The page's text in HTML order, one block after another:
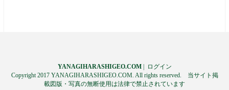
YANAGIHARASHIGEO.COM|
ログイン
Copyright 2017 YANAGIHARASHIGEO.COM. All rights reserved. 当サイト掲
載図版・写真の無断使用は法律で禁止されています